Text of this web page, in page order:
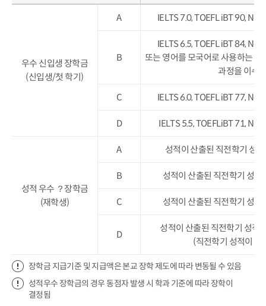
우수 신입생 장학금
(신입생/첫 학기)
A IELTS 7.0, TOEFL iBT 90,
B
IELTS 6.5, TOEFL iBT 84,
또는 영어를 모국어로 사용하는
과정을 이수
C IELTS 6.0, TOEFL iBT 77,
D IELTS 5.5, TOEFLiBT 71,
성적 우수 ？장학금
(재학생)
A 성적이 산출된 직전학기 성
B 성적이 산출된 직전학기 성
C 성적이 산출된 직전학기 성
D
성적이 산출된 직전학기 성적
(직전학기 성적이
장학금 지급기준 및 지급액은 본교 장학 제도에 따라 변동될 수 있음
성적우수 장학금의 경우 동점자 발생 시 학과 기준에 따라 장학이
결정됨